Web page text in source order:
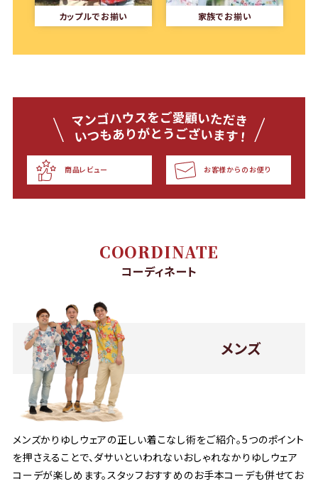
カップルでお揃い 家族でお揃い
商品レビュー お客様からのお便り
COORDINATE
コーディネート
メンズ
メンズかりゆしウェアの正しい着こなし術をご紹介。5つのポイント
を押さえることで、ダサいといわれないおしゃれなかりゆしウェア
コーデが楽しめます。スタッフおすすめのお手本コーデも併せてお